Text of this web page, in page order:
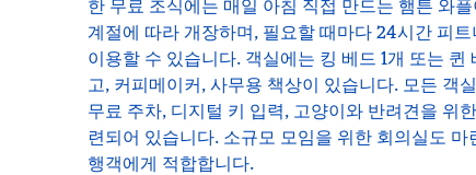
한 무료 조식에는 매일 아침 직접 만드는 햄튼 와
계절에 따라 개장하며, 필요할 때마다 24시간 피
이용할 수 있습니다. 객실에는 킹 베드 1개 또는
고, 커피메이커, 사무용 책상이 있습니다. 모든 객
무료 주차, 디지털 키 입력, 고양이와 반려견을 위
련되어 있습니다. 소규모 모임을 위한 회의실도
행객에게 적합합니다.